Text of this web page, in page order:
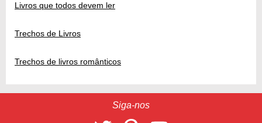
Livros que todos devem ler
Trechos de Livros
Trechos de livros românticos
Siga-nos